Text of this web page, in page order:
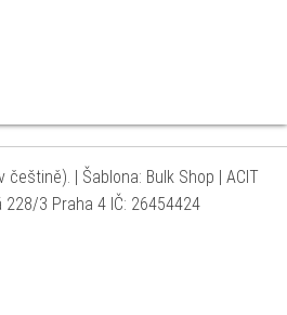
češtině). | Šablona: Bulk Shop | ACIT
228/3 Praha 4 IČ: 26454424